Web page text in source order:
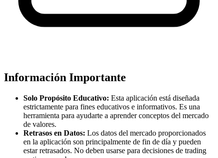
Información Importante
Solo Propósito Educativo: Esta aplicación está diseñada
estrictamente para fines educativos e informativos. Es una
herramienta para ayudarte a aprender conceptos del mercado
de valores.
Retrasos en Datos: Los datos del mercado proporcionados
en la aplicación son principalmente de fin de día y pueden
estar retrasados. No deben usarse para decisiones de trading